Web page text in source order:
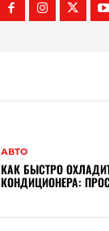
АВТО
КАК БЫСТРО
КОНДИЦИОНЕРА: